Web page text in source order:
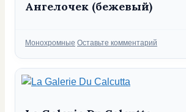
Ангелочек (бежевый)
Рубрики
Монохромные Оставьте комментарий